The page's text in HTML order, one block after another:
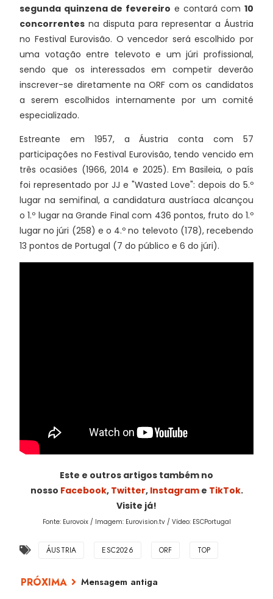
segunda quinzena de fevereiro e contará com10
concorrentes na disputa para representar a Áustria
no Festival Eurovisão. O vencedor será escolhido por
uma votação entre televoto e um júri profissional,
sendo que os interessados em competir deverão
inscrever-se diretamente na ORF com os candidatos
a serem escolhidos internamente por um comité
especializado.
Estreante em 1957, a Áustria conta com 57
participações no Festival Eurovisão, tendo vencido em
três ocasiões (1966, 2014 e 2025). Em Basileia, o país
foi representado por JJ e "Wasted Love": depois do 5.º
lugar na semifinal, a candidatura austríaca alcançou
o 1.º lugar na Grande Final com 436 pontos, fruto do 1.º
lugar no júri (258) e o 4.º no televoto (178), recebendo
13 pontos de Portugal (7 do público e 6 do júri).
Este e outros artigos também no
nosso Facebook, Twitter, Instagrame TikTok.
Visite já!
Fonte: Eurovoix / Imagem: Eurovision.tv / Vídeo: ESCPortugal
ÁUSTRIA ESC2026 ORF TOP
Mensagem antiga